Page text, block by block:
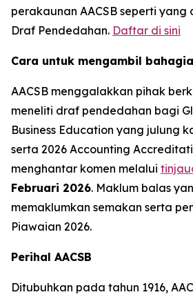
perakaunan AACSB seperti
Draf Pendedahan. Daftar di sini
Cara untuk mengambil
AACSB menggalakkan pihak
meneliti draf pendedahan bagi
Business Education yang julung
serta 2026 Accounting
menghantar komen melalui
Februari 2026. Maklum balas
memaklumkan semakan serta
Piawaian 2026.
Perihal AACSB
Ditubuhkan pada tahun 1916,